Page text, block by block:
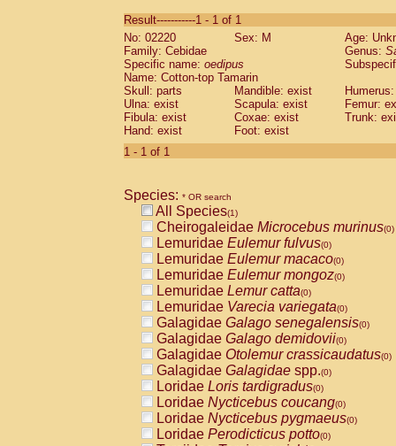
CebidaeSaguinus labiatus(0)
Cebidae Saguinus leucopus (0)
Cebidae
CebidaeSaguinus mystax
Cebidae Saguinus nigricollis (0)
Cebidae Saguinus oedipus
Cebidae Saguinus weddelli
Cebidae Saguinusspp.
Cebidae
CebidaeCebus capucinus
CebidaeCebus nigrivittatus
CebidaeCebus spp.(0)
CebidaeSaimiri boliviensis(0)
CebidaeSaimiri sciureus(0)
AtelidaeAlouatta caraya(0)
AtelidaeAlouatta fusca(0)
AtelidaeAlouatta seniculus(0)
AtelidaeAlouattaspp.(0)
AtelidaeAteles belzebuth(0)
AtelidaeAteles geoffroyi(0)
AtelidaeAteles paniscus(0)
AtelidaeAtelesspp.(0)
AtelidaeLagothrix lagothricha(0)
AtelidaeLagothrix lagothricha cana
PitheciidaeCacajao calvus
Result-----------1 - 1 of 1
No: 02220
Sex: M
Age:
Family: Cebidae
Genus:
Specific name: oedipus
Name: Cotton-top Tamarin
Skull: parts
Mandible: exist
Ulna: exist
Scapula: exist
Femur:
Fibula: exist
Coxae: exist
Trunk:
Hand: exist
Foot: exist
1 - 1 of 1
Species: * OR search
All Species(1)
Cheirogaleidae Microcebus murinus(0)
Lemuridae Eulemur fulvus(0)
Lemuridae Eulemur macaco(0)
Lemuridae Eulemur mongoz(0)
Lemuridae Lemur catta(0)
Lemuridae Varecia variegata(0)
Galagidae Galago senegalensis(0)
Galagidae Galago demidovii(0)
Galagidae Otolemur crassicaudatus(0)
Galagidae Galagidae spp.(0)
Loridae Loris tardigradus(0)
Loridae Nycticebus coucang(0)
Loridae Nycticebus pygmaeus(0)
Loridae Perodicticus potto(0)